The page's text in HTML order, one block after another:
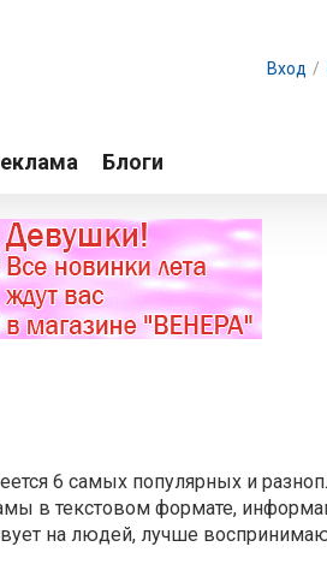
Вход /
Блоги
6 самых популярных и
в текстовом формате,
на людей, лучше